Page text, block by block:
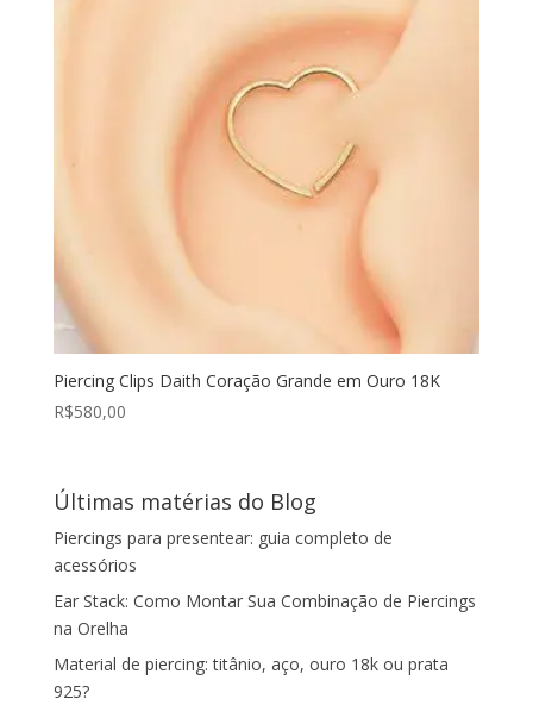
Piercing Clips Daith Coração Grande em Ouro 18K
R$580,00
Últimas matérias do Blog
Piercings para presentear: guia completo de
acessórios
Ear Stack: Como Montar Sua Combinação de Piercings
na Orelha
Material de piercing: titânio, aço, ouro 18k ou prata
925?